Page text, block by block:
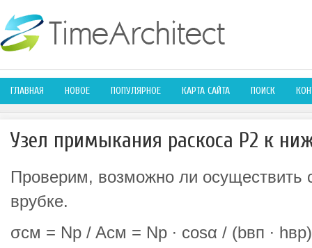
ГЛАВНАЯ НОВОЕ ПОПУЛЯРНОЕ КАРТА САЙТА ПОИСК
Узел примыкания раскоса Р2 к
Проверим, возможно ли осуществить
врубке.
σсм = Np / Acм = Np ∙ cosα / (bвп ∙